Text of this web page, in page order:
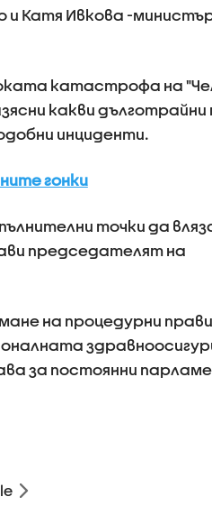
Катя Ивкова -
катастрофа на
какви дълготрайни
инциденти.
гонки
точки да
председателят на
на процедурни
за постоянни